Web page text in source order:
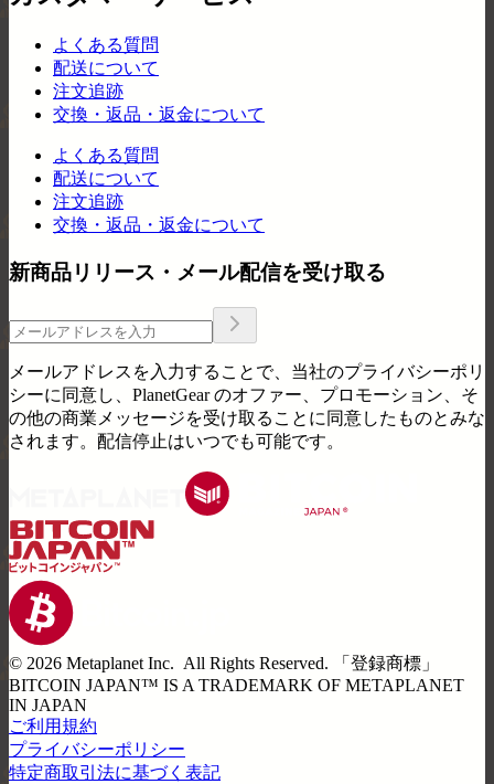
よくある質問
配送について
注文追跡
交換・返品・返金について
よくある質問
配送について
注文追跡
交換・返品・返金について
新商品リリース・メール配信を受け取る
メールアドレスを入力することで、当社のプライバシーポリ
シーに同意し、PlanetGear のオファー、プロモーション、そ
の他の商業メッセージを受け取ることに同意したものとみな
されます。配信停止はいつでも可能です。
©️ 2026 Metaplanet Inc. All Rights Reserved. 「 登録商標 」
BITCOIN JAPAN™ IS A TRADEMARK OF METAPLANET
IN JAPAN
ご利用規約
プライバシーポリシー
特定商取引法に基づく表記